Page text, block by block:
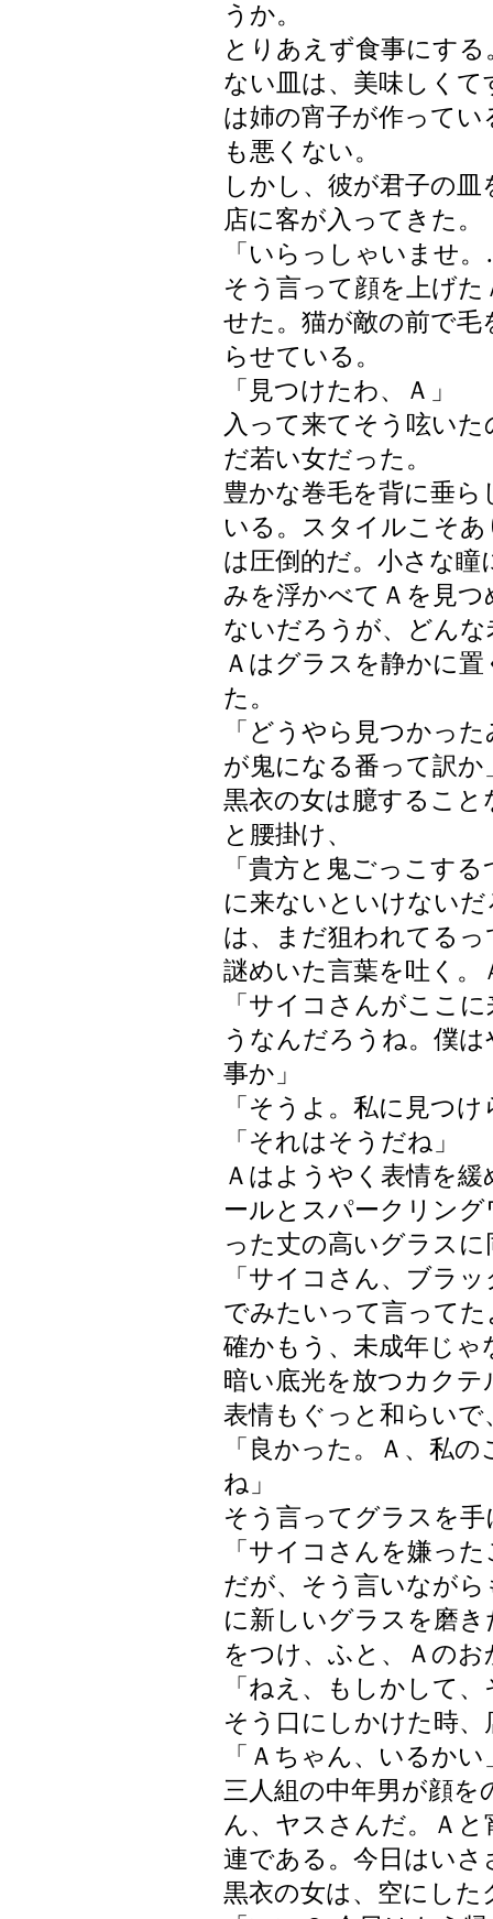
うか。
とりあえず食事にす
ない皿は、美味しく
は姉の宵子が作って
も悪くない。
しかし、彼が君子の
店に客が入ってきた。
「いらっしゃいませ
そう言って顔を上げ
せた。猫が敵の前で毛
らせている。
「見つけたわ、Ａ」
入って来てそう呟い
だ若い女だった。
豊かな巻毛を背に垂
いる。スタイルこそ
は圧倒的だ。小さな
みを浮かべてＡを見
ないだろうが、どん
Ａはグラスを静かに
た。
「どうやら見つかっ
が鬼になる番って訳か
黒衣の女は臆するこ
と腰掛け、
「貴方と鬼ごっこす
に来ないといけない
は、まだ狙われてるっ
謎めいた言葉を吐く
「サイコさんがここ
うなんだろうね。僕
事か」
「そうよ。私に見つ
「それはそうだね」
Ａはようやく表情を
ールとスパークリン
った丈の高いグラス
「サイコさん、ブラ
でみたいって言って
確かもう、未成年じゃ
暗い底光を放つカク
表情もぐっと和らいで
「良かった。Ａ、私
ね」
そう言ってグラスを手
「サイコさんを嫌っ
だが、そう言いなが
に新しいグラスを磨
をつけ、ふと、Ａの
「ねえ、もしかして
そう口にしかけた時
「Ａちゃん、いるかい
三人組の中年男が顔
ん、ヤスさんだ。Ａ
連である。今日はいさ
黒衣の女は、空にし